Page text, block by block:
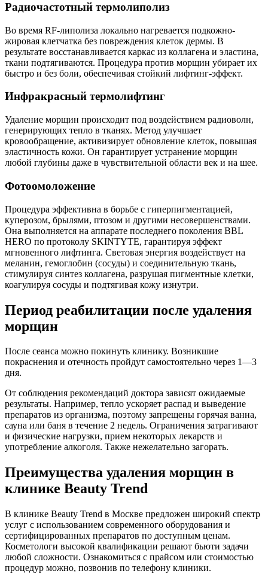
Радиочастотный термолиполиз
Во время RF-липолиза локально нагревается подкожно-
жировая клетчатка без повреждения клеток дермы. В
результате восстанавливается каркас из коллагена и эластина,
ткани подтягиваются. Процедура против морщин убирает их
быстро и без боли, обеспечивая стойкий лифтинг-эффект.
Инфракрасный термолифтинг
Удаление морщин происходит под воздействием радиоволн,
генерирующих тепло в тканях. Метод улучшает
кровообращение, активизирует обновление клеток, повышая
эластичность кожи. Он гарантирует устранение морщин
любой глубины даже в чувствительной области век и на шее.
Фотоомоложение
Процедура эффективна в борьбе с гиперпигментацией,
куперозом, брылями, птозом и другими несовершенствами.
Она выполняется на аппарате последнего поколения BBL
HERO по протоколу SKINTYTE, гарантируя эффект
мгновенного лифтинга. Световая энергия воздействует на
меланин, гемоглобин (сосуды) и соединительную ткань,
стимулируя синтез коллагена, разрушая пигментные клетки,
коагулируя сосуды и подтягивая кожу изнутри.
Период реабилитации после удаления
морщин
После сеанса можно покинуть клинику. Возникшие
покраснения и отечность пройдут самостоятельно через 1—3
дня.
От соблюдения рекомендаций доктора зависят ожидаемые
результаты. Например, тепло ускоряет распад и выведение
препаратов из организма, поэтому запрещены горячая ванна,
сауна или баня в течение 2 недель. Ограничения затрагивают
и физические нагрузки, прием некоторых лекарств и
употребление алкоголя. Также нежелательно загорать.
Преимущества удаления морщин в
клинике Beauty Trend
В клинике Beauty Trend в Москве предложен широкий спектр
услуг с использованием современного оборудования и
сертифицированных препаратов по доступным ценам.
Косметологи высокой квалификации решают бьюти задачи
любой сложности. Ознакомиться с прайсом или стоимостью
процедур можно, позвонив по телефону клиники.